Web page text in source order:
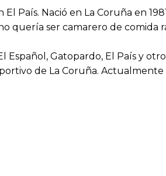
País. Nació en La Coruña en
quería ser camarero de comida
Español, Gatopardo, El País y
de La Coruña.